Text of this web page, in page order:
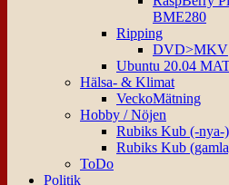
BME280
Ripping
DVD>MKV
Ubuntu 20.04
Hälsa- & Klimat
VeckoMätning
Hobby / Nöjen
Rubiks Kub (-nya-)
Rubiks Kub
ToDo
Politik